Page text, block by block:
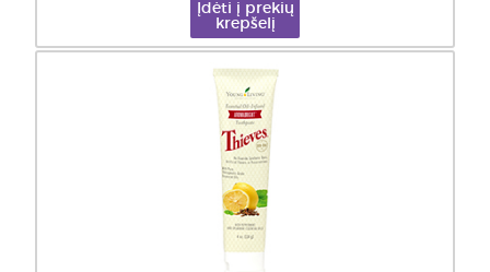
Įdėti į prekių
krepšelį